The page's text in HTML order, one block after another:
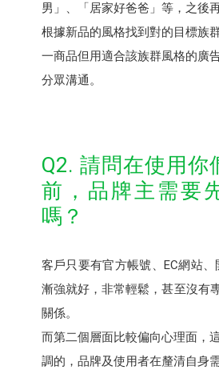
男」、「居家好爸爸」等，之後
根據新品的風格找到對的目標族
一商品但用適合該族群風格的廣
分眾溝通。
Q2. 請問在使用你
前，品牌主需要
嗎？
客戶只要有官方帳號、EC網站
漸強就好，非常輕鬆，甚至沒有
關係。
而第二個層面比較偏向心理面，
調的，品牌及使用者在釐清自身